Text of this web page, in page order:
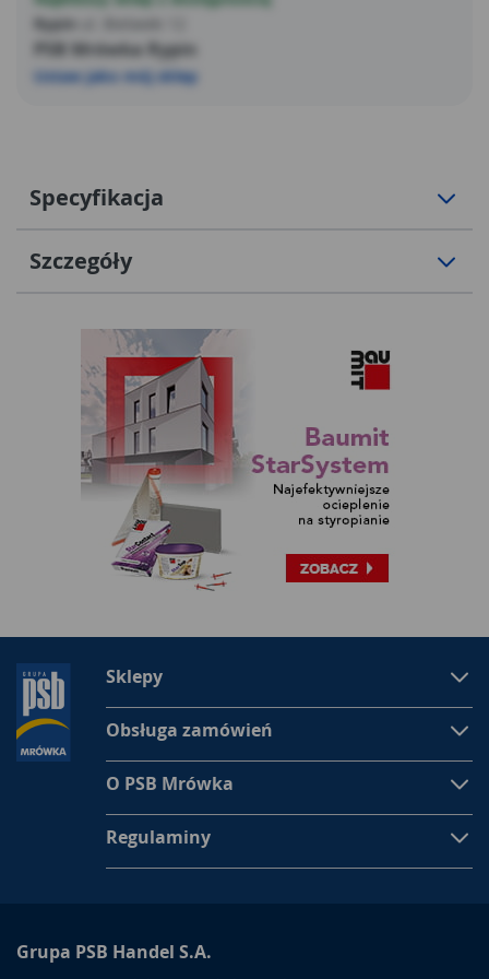
Rypin
PSB Mrówka Rypin
Ustaw jako mój sklep
Specyfikacja
Szczegóły
Sklepy
Obsługa zamówień
O PSB Mrówka
Regulaminy
Grupa PSB Handel S.A.